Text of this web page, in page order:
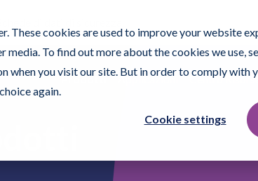
These cookies are used to improve your website
To find out more about the cookies we use,
when you visit our site. But in order to comply with
again.
Cookie settings
Prodotti Applicazioni Centro